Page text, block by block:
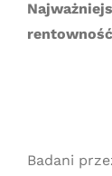
rentowność
Badani